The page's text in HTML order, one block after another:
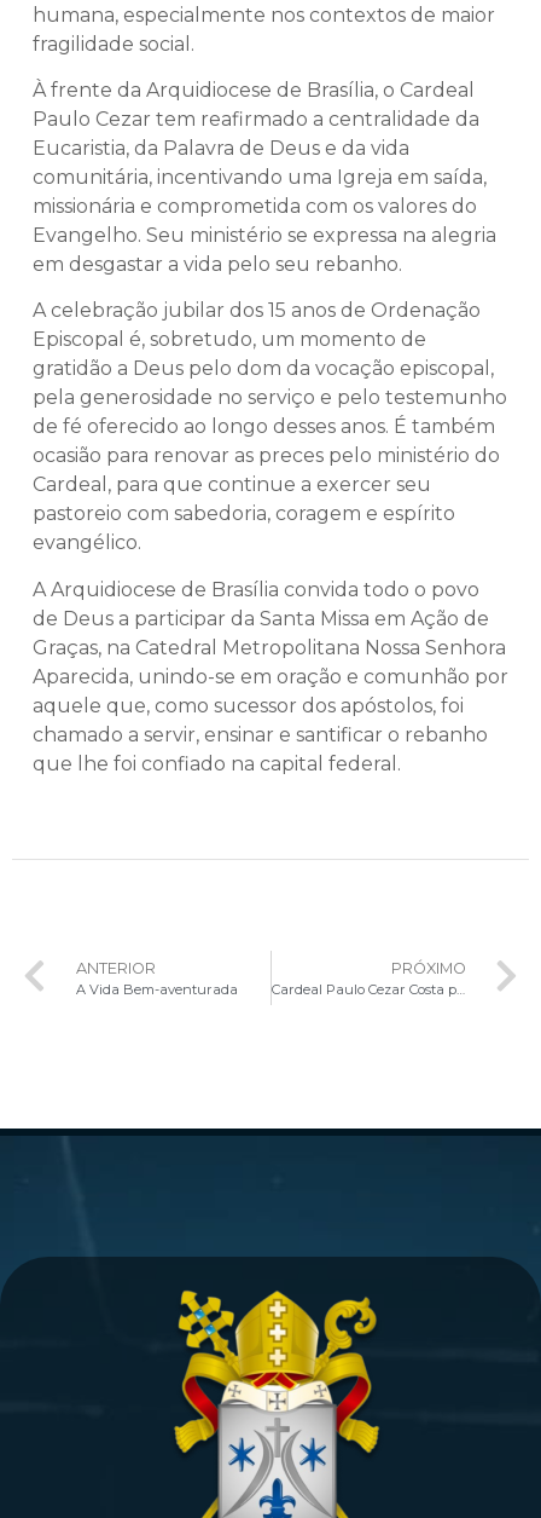
humana, especialmente nos contextos de maior
fragilidade social.
À frente da Arquidiocese de Brasília, o Cardeal
Paulo Cezar tem reafirmado a centralidade da
Eucaristia, da Palavra de Deus e da vida
comunitária, incentivando uma Igreja em saída,
missionária e comprometida com os valores do
Evangelho. Seu ministério se expressa na alegria
em desgastar a vida pelo seu rebanho.
A celebração jubilar dos 15 anos de Ordenação
Episcopal é, sobretudo, um momento de
gratidão a Deus pelo dom da vocação episcopal,
pela generosidade no serviço e pelo testemunho
de fé oferecido ao longo desses anos. É também
ocasião para renovar as preces pelo ministério do
Cardeal, para que continue a exercer seu
pastoreio com sabedoria, coragem e espírito
evangélico.
A Arquidiocese de Brasília convida todo o povo
de Deus a participar da Santa Missa em Ação de
Graças, na Catedral Metropolitana Nossa Senhora
Aparecida, unindo-se em oração e comunhão por
aquele que, como sucessor dos apóstolos, foi
chamado a servir, ensinar e santificar o rebanho
que lhe foi confiado na capital federal.
ANTERIOR
A Vida Bem-aventurada
PRÓXIMO
Cardeal Paulo Cezar Costa preside Missa Solene da Festa de Nossa Senhora da Luz em Guarabira (PB)